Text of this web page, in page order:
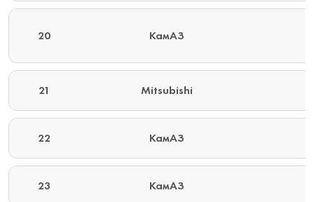
20 КамАЗ
21 Mitsubishi
22 КамАЗ
23 КамАЗ